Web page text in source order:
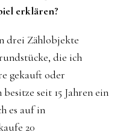
erklären?
drei Zählobjekte
die ich
gekauft oder
seit 15 Jahren ein
es auf in
20